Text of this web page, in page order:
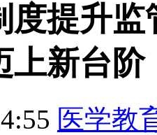
度提升
上新台阶
医学教